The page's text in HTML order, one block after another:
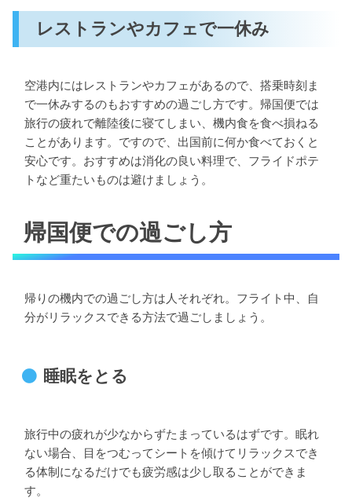
レストランやカフェで一休み
空港内にはレストランやカフェがあるので、搭乗時刻ま
で一休みするのもおすすめの過ごし方です。帰国便では
旅行の疲れで離陸後に寝てしまい、機内食を食べ損ねる
ことがあります。ですので、出国前に何か食べておくと
安心です。おすすめは消化の良い料理で、フライドポテ
トなど重たいものは避けましょう。
帰国便での過ごし方
帰りの機内での過ごし方は人それぞれ。フライト中、自
分がリラックスできる方法で過ごしましょう。
睡眠をとる
旅行中の疲れが少なからずたまっているはずです。眠れ
ない場合、目をつむってシートを傾けてリラックスでき
る体制になるだけでも疲労感は少し取ることができま
す。